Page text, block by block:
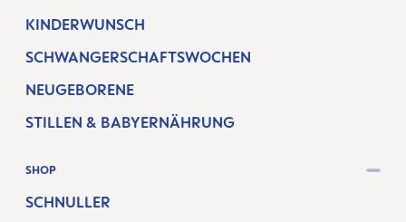
KINDERWUNSCH
SCHWANGERSCHAFTSWOCHEN
NEUGEBORENE
STILLEN & BABYERNÄHRUNG
SHOP
SCHNULLER